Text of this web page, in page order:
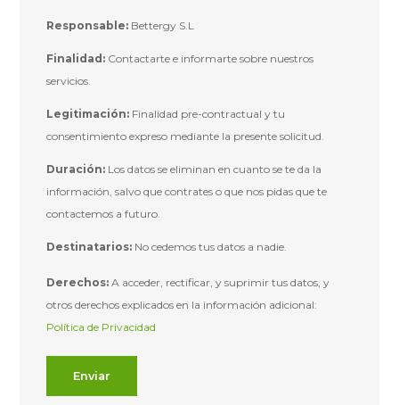
Responsable: Bettergy S.L
Finalidad: Contactarte e informarte sobre nuestros
servicios.
Legitimación: Finalidad pre-contractual y tu
consentimiento expreso mediante la presente solicitud.
Duración: Los datos se eliminan en cuanto se te da la
información, salvo que contrates o que nos pidas que te
contactemos a futuro.
Destinatarios: No cedemos tus datos a nadie.
Derechos: A acceder, rectificar, y suprimir tus datos, y
otros derechos explicados en la información adicional:
Política de Privacidad
Enviar